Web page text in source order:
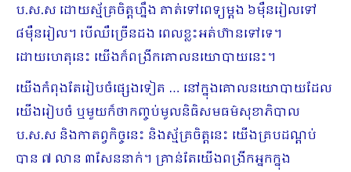
ប.ស.ស ដោយស្ម័គ្រចិត្តហ្នឹង គាត់ទៅពេទ្យម្ដង ៦ម៉ឺនរៀលទៅ
៨ម៉ឺ​នរៀល។ បើឈឺច្រើនដង ពេលខ្លះអត់ហ៊ានទៅទេ។
ដោយហេតុនេះ យើងក៏ពង្រីកគោលនយោ​បាយនេះ។
យើងកំពុងតែរៀបចំផ្សេងទៀត … នៅក្នុងគោលនយោបាយដែល
យើងរៀបចំ ឬមួយក៏ថាកញ្ចប់មូលនិធិសមធម៌​សុខាភិបាល
ប.ស.ស និងកាតព្វកិច្ចនេះ និងស្ម័គ្រចិត្តនេះ យើងគ្របដណ្ដប់
បាន ៧ លាន ៣សែននាក់។ គ្រាន់តែយើងពង្រីកអ្នកក្នុង